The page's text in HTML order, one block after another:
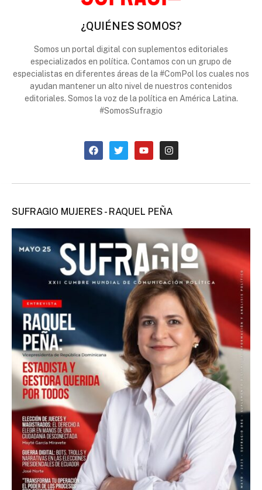
¿QUIÉNES SOMOS?
Somos un portal digital con suplementos editoriales
especializados en política. Contamos con un grupo de
especialistas en diferentes áreas de la #ComPol los cuales nos
ayudan mantener un alto nivel de nuestros contenidos
editoriales. Somos la voz de la política en América Latina.
#SomosSufragio
SUFRAGIO MUJERES - RAQUEL PEÑA